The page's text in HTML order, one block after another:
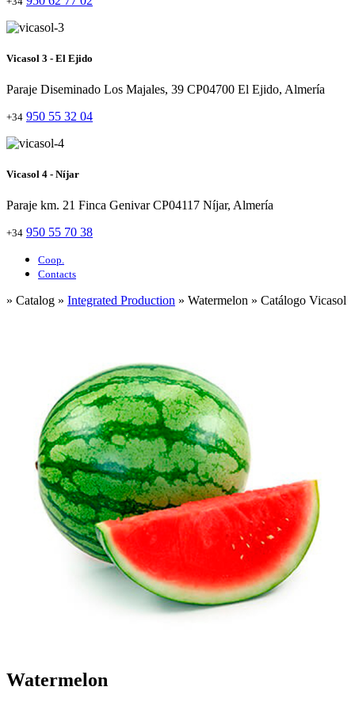
Vicasol 3 - El Ejido
Paraje Diseminado Los Majales, 39 CP04700 El Ejido, Almería
+34 950 55 32 04
Vicasol 4 - Níjar
Paraje km. 21 Finca Genivar CP04117 Níjar, Almería
+34 950 55 70 38
Coop.
Contacts
» Catalog » Integrated Production » Watermelon » Catálogo Vicasol
Watermelon